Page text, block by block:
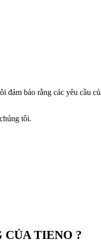
đảm bảo rằng các yêu cầu
tôi.
TIENO ?